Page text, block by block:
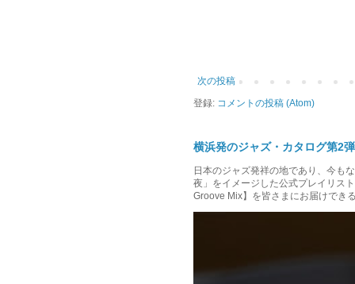
次の投稿
登録: コメントの投稿 (Atom)
横浜発のジャズ・カタログ第2
日本のジャズ発祥の地であり、今も
夜」をイメージした公式プレイリス
Groove Mix】を皆さまにお届けでき